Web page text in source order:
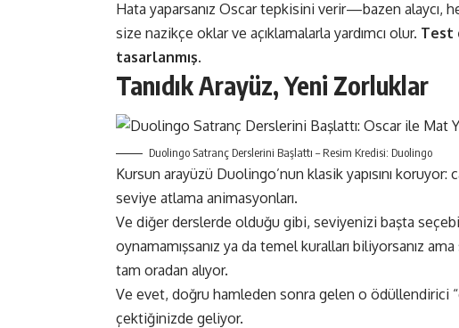
Hata yaparsanız Oscar tepkisini verir—bazen alaycı,
size nazikçe oklar ve açıklamalarla yardımcı olur. Test
tasarlanmış​​.
Tanıdık Arayüz, Yeni Zorluklar
Duolingo Satranç Derslerini Başlattı – Resim Kredisi: Duolingo
Kursun arayüzü Duolingo’nun klasik yapısını koruyor:
seviye atlama animasyonları.
Ve diğer derslerde olduğu gibi, seviyenizi başta
oynamamışsanız ya da temel kuralları biliyorsanız
tam oradan alıyor.
Ve evet, doğru hamleden sonra gelen o ödüllendirici
çektiğinizde geliyor.